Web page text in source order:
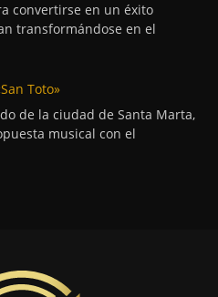
convertirse en un éxito
transformándose en el
Toto»
de la ciudad de Santa Marta,
musical con el